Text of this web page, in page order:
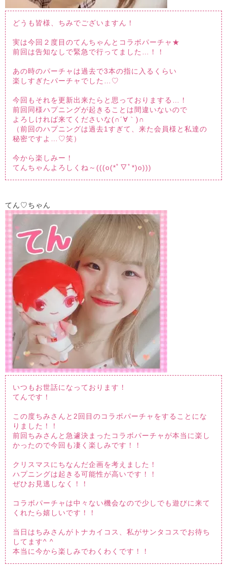
どうも皆様、ちみでございますん！
実は今回２度目のてんちゃんとコラボパーチャ★
前回は告知なしで緊急で行ってました…！！
あの時のパーチャは過去で3本の指に入るくらい
楽しすぎたパーチャでした…♡
今回もそれを更新出来たらと思っておりまする…！
前回同様ハプニングが起きることは間違いないので
よろしければ来てくださいな(∩´∀｀)∩
（前回のハプニングは過去1すぎて、来た会員様と私達の
秘密ですよ…♡笑）
今から楽しみー！
てんちゃんよろしくね～(((o(*ﾟ▽ﾟ*)o)))
てん♡ちゃん
いつもお世話になっております！
てんです！
この度ちみさんと2回目のコラボパーチャをすることにな
りました！！
前回ちみさんと急遽決まったコラボパーチャが本当に楽し
かったので今回も凄く楽しみです！！
クリスマスにちなんだ企画を考えました！
ハプニングは起きる可能性が高いです！！
ぜひお見逃しなく！！
コラボパーチャは中々ない機会なので少しでも遊びに来て
くれたら嬉しいです！！
当日はちみさんがトナカイコス、私がサンタコスでお待ち
してます^ ^
本当に今から楽しみでわくわくです！！